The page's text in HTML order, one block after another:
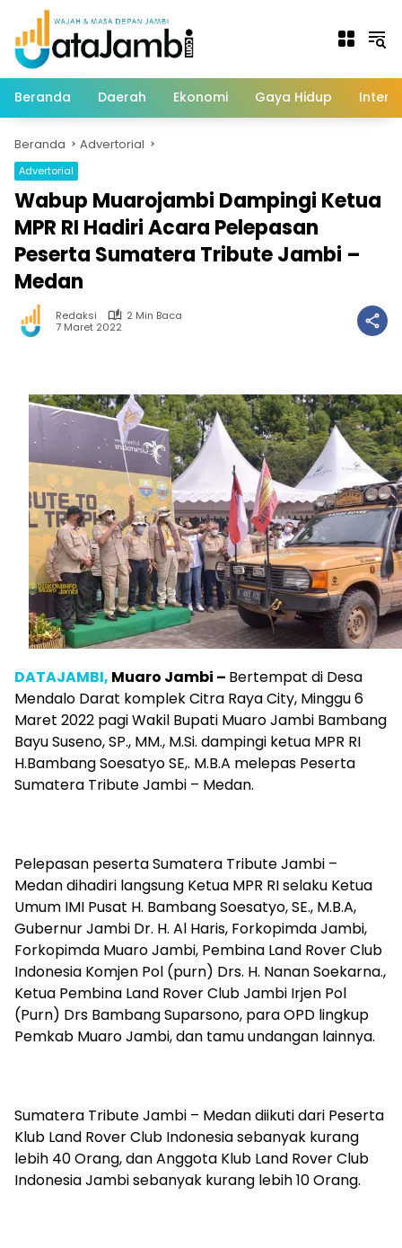
Langsung
konten
Beranda Daerah Ekonomi Gaya Hidup
Beranda Advertorial
Advertorial
Wabup Muarojambi Dampingi Ketua
MPR RI Hadiri Acara Pelepasan
Peserta Sumatera Tribute Jambi –
Medan
Redaksi
2 Min Baca
7 Maret 2022
DATAJAMBI, Muaro Jambi – Bertempat di Desa
Mendalo Darat komplek Citra Raya City, Minggu 6
Maret 2022 pagi Wakil Bupati Muaro Jambi Bambang
Bayu Suseno, SP., MM., M.Si. dampingi ketua MPR RI
H.Bambang Soesatyo SE,. M.B.A melepas Peserta
Sumatera Tribute Jambi – Medan.
Pelepasan peserta Sumatera Tribute Jambi –
Medan dihadiri langsung Ketua MPR RI selaku Ketua
Umum IMI Pusat H. Bambang Soesatyo, SE., M.B.A,
Gubernur Jambi Dr. H. Al Haris, Forkopimda Jambi,
Forkopimda Muaro Jambi, Pembina Land Rover Club
Indonesia Komjen Pol (purn) Drs. H. Nanan Soekarna.,
Ketua Pembina Land Rover Club Jambi Irjen Pol
(Purn) Drs Bambang Suparsono, para OPD lingkup
Pemkab Muaro Jambi, dan tamu undangan lainnya.
Sumatera Tribute Jambi – Medan diikuti dari Peserta
Klub Land Rover Club Indonesia sebanyak kurang
lebih 40 Orang, dan Anggota Klub Land Rover Club
Indonesia Jambi sebanyak kurang lebih 10 Orang.